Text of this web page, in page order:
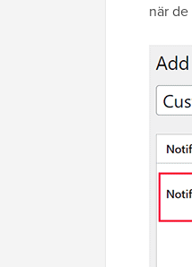
när de